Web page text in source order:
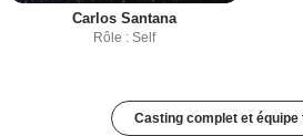
Carlos Santana
Rôle : Self
Casting complet et équipe